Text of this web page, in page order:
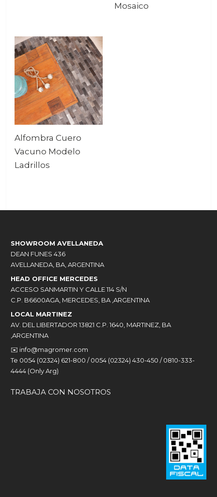
Mosaico
Alfombra Cuero
Vacuno Modelo
Ladrillos
SHOWROOM AVELLANEDA
DEAN FUNES 436
AVELLANEDA, BA, ARGENTINA
HEAD OFFICE MERCEDES
ACCESO SANMARTIN Y CALLE 114 S/N
C.P. B6600AGA, MERCEDES, BA ,ARGENTINA
LOCAL MARTINEZ
AV. DEL LIBERTADOR 13821 C.P. 1640, MARTINEZ, BA
,ARGENTINA
✉️ info@magromer.com
Te 0054 (02324) 621-800 / 0054 (02324) 430-450 / 0810-333-
4444 (Only Arg)
TRABAJA CON NOSOTROS